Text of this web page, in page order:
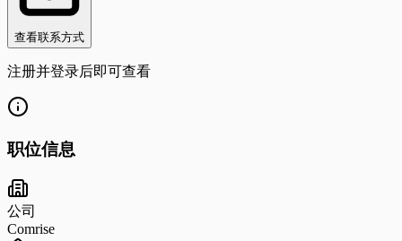
查看联系方式
注册并登录后即可查看
职位信息
公司
Comrise